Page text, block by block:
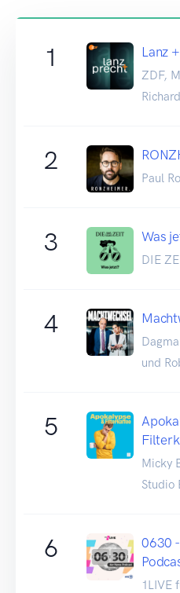
1 Lanz
ZDF,
2
Paul
3 Was
DIE
4
und
5
Micky
Studio
6
0630
1LIVE